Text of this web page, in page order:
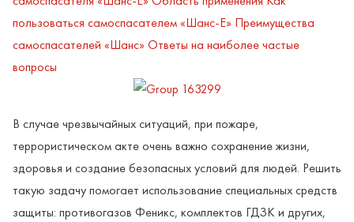
пользоваться самоспасателем «Шанс-Е» Преимущества
самоспасателей «Шанс»Ответы на наиболее частые
вопросы
В случае чрезвычайных ситуаций, при пожаре,
террористическом акте очень важно сохранение жизни,
здоровья и создание безопасных условий для людей. Решить
такую задачу помогает использование специальных средств
защиты: противогазов Феникс, комплектов ГДЗК и других,